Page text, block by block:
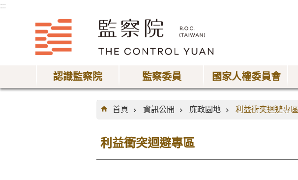
:::
認識監察院 監察委員 國家人權委員會
:::
首頁
資訊公開 廉政園地 利益衝突迴避專區
利益衝突迴避專區